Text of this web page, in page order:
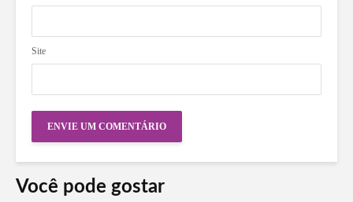
Site
Você pode gostar